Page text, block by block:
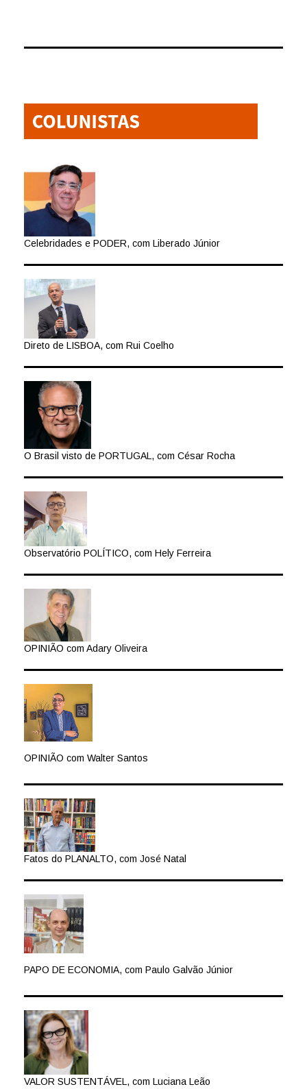
Celebridades e PODER, com Liberado Júnior
Direto de LISBOA, com Rui Coelho
O Brasil visto de PORTUGAL, com César Rocha
Observatório POLÍTICO, com Hely Ferreira
OPINIÃO com Adary Oliveira
OPINIÃO com Walter Santos
Fatos do PLANALTO, com José Natal
PAPO DE ECONOMIA, com Paulo Galvão Júnior
VALOR SUSTENTÁVEL, com Luciana Leão